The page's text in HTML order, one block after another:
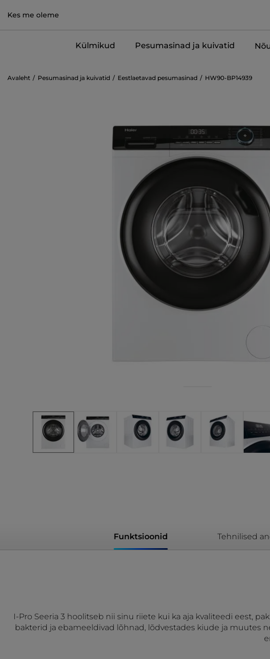
Kes me oleme
Külmikud Pesumasinad ja kuivatid
Avaleht Pesumasinad ja kuivatid Eestlaetavad pesumasinad HW90-BP14939
Funktsioonid Tehnilised
I-Pro Seeria 3 hoolitseb nii sinu riiete kui ka aja kvaliteedi eest,
bakterid ja ebameeldivad lõhnad, lõdvestades kiude ja muutes